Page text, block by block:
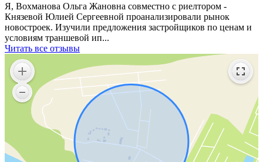
Я, Вохманова Ольга Жановна совместно с риелтором -
Князевой Юлией Сергеевной проанализировали рынок
новостроек. Изучили предложения застройщиков по ценам и
условиям траншевой ип...
Читать все отзывы